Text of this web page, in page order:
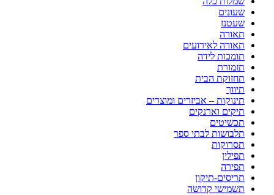
שעונים
שעטנז
תאורה
תאורה לאירועים
תומכות לידה
תזמורת
תחזוקת הבית
תיווך
תינוקות – אביזרים ומוצרים
תיקים וארנקים
תכשיטים
תלבושות לבתי ספר
תסרוקות
תפילין
תפירה
תריסים-תיקון
תשמישי קדושה